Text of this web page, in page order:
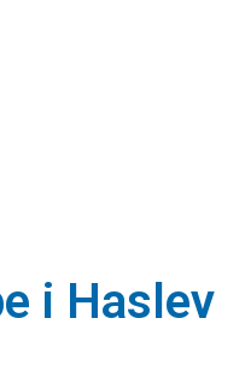
i Haslev